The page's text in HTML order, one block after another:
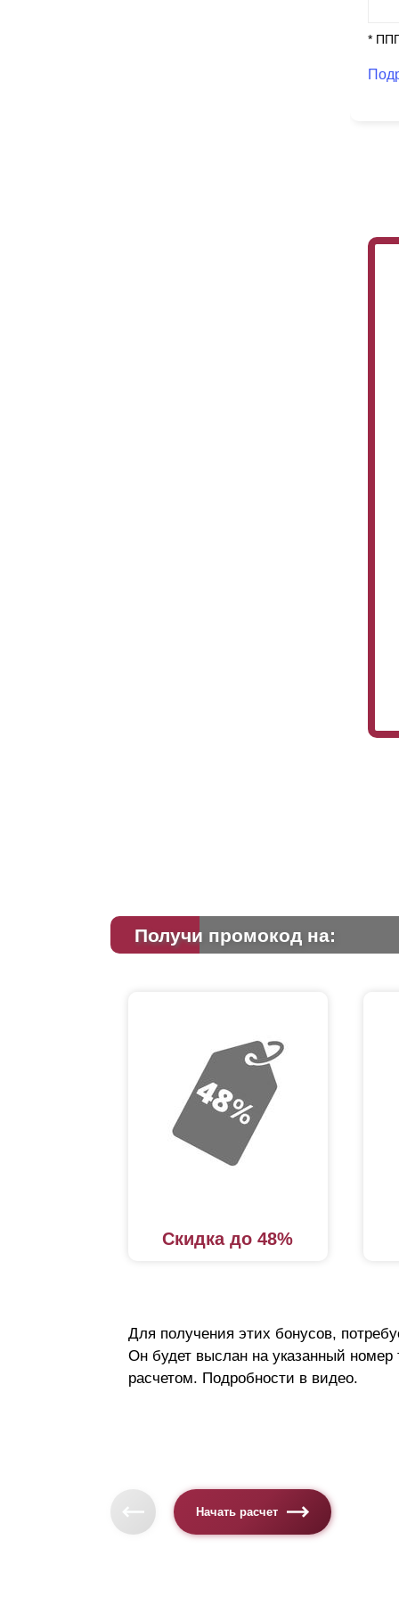
*
Получи промокод на:
Скидка до 48%
Для получения этих бонусов,
Он будет выслан на указанный номер
расчетом. Подробности в видео.
Начать расчет